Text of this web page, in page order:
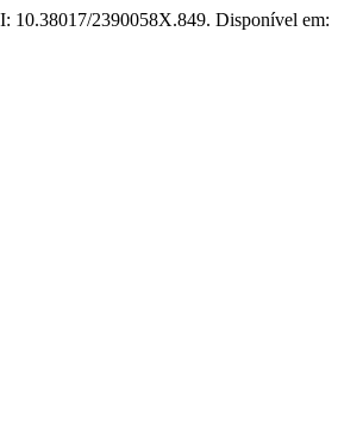
10.38017/2390058X.849. Disponível em: